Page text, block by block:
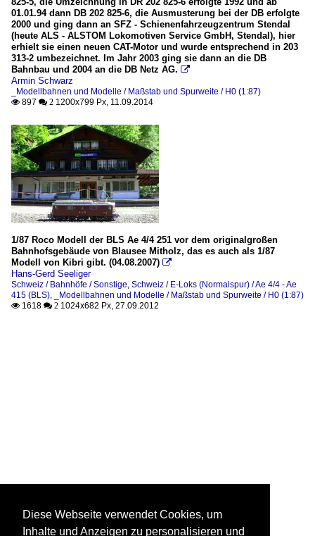
01.01.94 dann DB 202 825-6, die Ausmusterung bei der DB erfolgte
2000 und ging dann an SFZ - Schienenfahrzeugzentrum Stendal
(heute ALS - ALSTOM Lokomotiven Service GmbH, Stendal), hier
erhielt sie einen neuen CAT-Motor und wurde entsprechend in 203
313-2 umbezeichnet. Im Jahr 2003 ging sie dann an die DB
Bahnbau und 2004 an die DB Netz AG. 
Armin Schwarz
_Modellbahnen und Modelle / Maßstab und Spurweite / H0 (1:87)
 897  2 1200x799 Px, 11.09.2014
1/87 Roco Modell der BLS Ae 4/4 251 vor dem originalgroßen
Bahnhofsgebäude von Blausee Mitholz, das es auch als 1/87
Modell von Kibri gibt. (04.08.2007) 
Hans-Gerd Seeliger
Schweiz / Bahnhöfe / Sonstige, Schweiz / E-Loks (Normalspur) / Ae 4/4 - Ae
415 (BLS), _Modellbahnen und Modelle / Maßstab und Spurweite / H0 (1:87)
 1618  2 1024x682 Px, 27.09.2012
Diese Webseite verwendet Cookies, um
Inhalte und Anzeigen zu personalisieren und